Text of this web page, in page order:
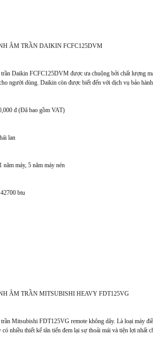
ÂM TRẦN DAIKIN FCFC125DVM
Daikin FCFC125DVM được ưa chuộng bởi chất lượng
người dùng. Daikin còn được biết đến với dịch vụ bảo
đ (Đã bao gồm VAT)
lan
năm máy, 5 năm máy nén
btu
ÂM TRẦN MITSUBISHI HEAVY FDT125VG
Mitsubishi FDT125VG remote không dây. Là loại máy
có nhiều thiết kế tân tiến đem lại sự thoải mái và tiện lợi nhất